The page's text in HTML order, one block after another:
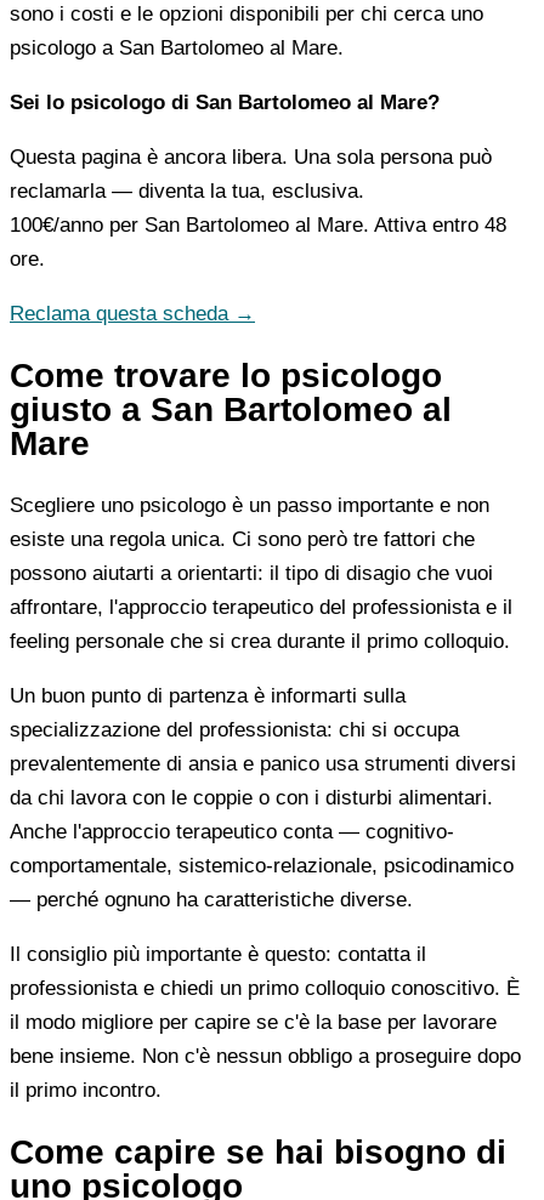
sono i costi e le opzioni disponibili per chi cerca uno
psicologo a San Bartolomeo al Mare.
Sei lo psicologo di San Bartolomeo al Mare?
Questa pagina è ancora libera. Una sola persona può
reclamarla — diventa la tua, esclusiva.
100€/anno per San Bartolomeo al Mare. Attiva entro 48
ore.
Reclama questa scheda →
Come trovare lo psicologo
giusto a San Bartolomeo al
Mare
Scegliere uno psicologo è un passo importante e non
esiste una regola unica. Ci sono però tre fattori che
possono aiutarti a orientarti: il tipo di disagio che vuoi
affrontare, l'approccio terapeutico del professionista e il
feeling personale che si crea durante il primo colloquio.
Un buon punto di partenza è informarti sulla
specializzazione del professionista: chi si occupa
prevalentemente di ansia e panico usa strumenti diversi
da chi lavora con le coppie o con i disturbi alimentari.
Anche l'approccio terapeutico conta — cognitivo-
comportamentale, sistemico-relazionale, psicodinamico
— perché ognuno ha caratteristiche diverse.
Il consiglio più importante è questo: contatta il
professionista e chiedi un primo colloquio conoscitivo. È
il modo migliore per capire se c'è la base per lavorare
bene insieme. Non c'è nessun obbligo a proseguire dopo
il primo incontro.
Come capire se hai bisogno di
uno psicologo